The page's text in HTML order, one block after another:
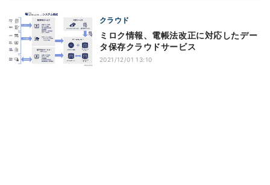
クラウド
ミロク情報、電帳法改正に対応したデー
タ保存クラウドサービス
2021/12/01 13:10